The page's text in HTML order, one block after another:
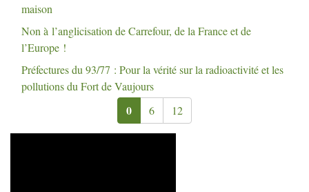
maison
Non à l’anglicisation de Carrefour, de la France et de
l’Europe !
Préfectures du 93/77 : Pour la vérité sur la radioactivité et les
pollutions du Fort de Vaujours
0 6 12